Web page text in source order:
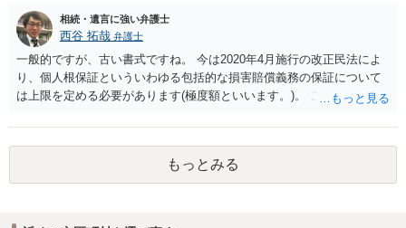
出することを検討なさった方がよいでしょう。
相続・遺言に強い弁護士
西谷 拓哉 弁護士
一般的ですが、古い書式ですね。 今は2020年4月施行の改正民法によ
り、個人根保証といういわゆる包括的な損害賠償義務の保証について
は上限を定める必要があります(極度額といいます。)。 この書式にサ
り、会社側は請求できない可能性が高そうです。
もっとみる